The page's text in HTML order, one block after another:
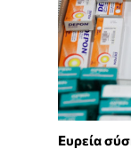
Ευρεία